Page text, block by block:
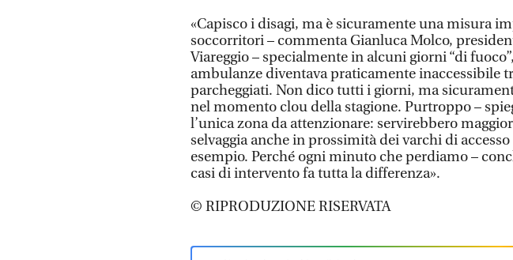
«Capisco i disagi, ma è sicuramente una misura
soccorritori – commenta Gianluca Molco,
Viareggio – specialmente in alcuni giorni “di
ambulanze diventava praticamente inaccessibile
parcheggiati. Non dico tutti i giorni, ma
nel momento clou della stagione. Purtroppo –
l’unica zona da attenzionare: servirebbero
selvaggia anche in prossimità dei varchi di accesso
esempio. Perché ogni minuto che perdiamo –
casi di intervento fa tutta la differenza».
© RIPRODUZIONE RISERVATA